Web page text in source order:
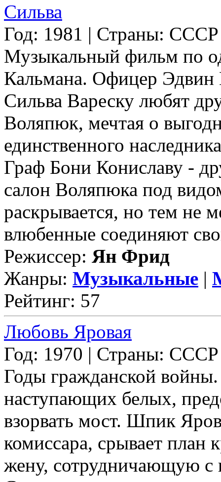
Сильва
Год: 1981 | Страны: СССР
Музыкальный фильм по
Кальмана. Офицер Эдвин
Сильва Вареску любят
Воляпюк, мечтая о
единственного
Граф Бони Кониславу -
салон Воляпюка под
раскрывается, но тем не
влюбенные соединяют
Режиссер: Ян Фрид
Жанры: Музыкальные |
Рейтинг: 57
Любовь Яровая
Год: 1970 | Страны: СССР
Годы гражданской
наступающих белых,
взорвать мост. Шпик
комиссара, срывает план
жену, сотрудничающую с